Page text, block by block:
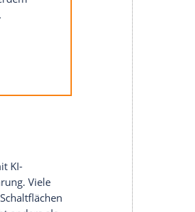
ist deutlich
Texte umschreiben oder
generieren. Wenn Du Dich
Bei Opera kannst
wichtig ist, solltest Du
auf Deinem Gerät. KI-
bietet das aber kein
Funktion bereits.